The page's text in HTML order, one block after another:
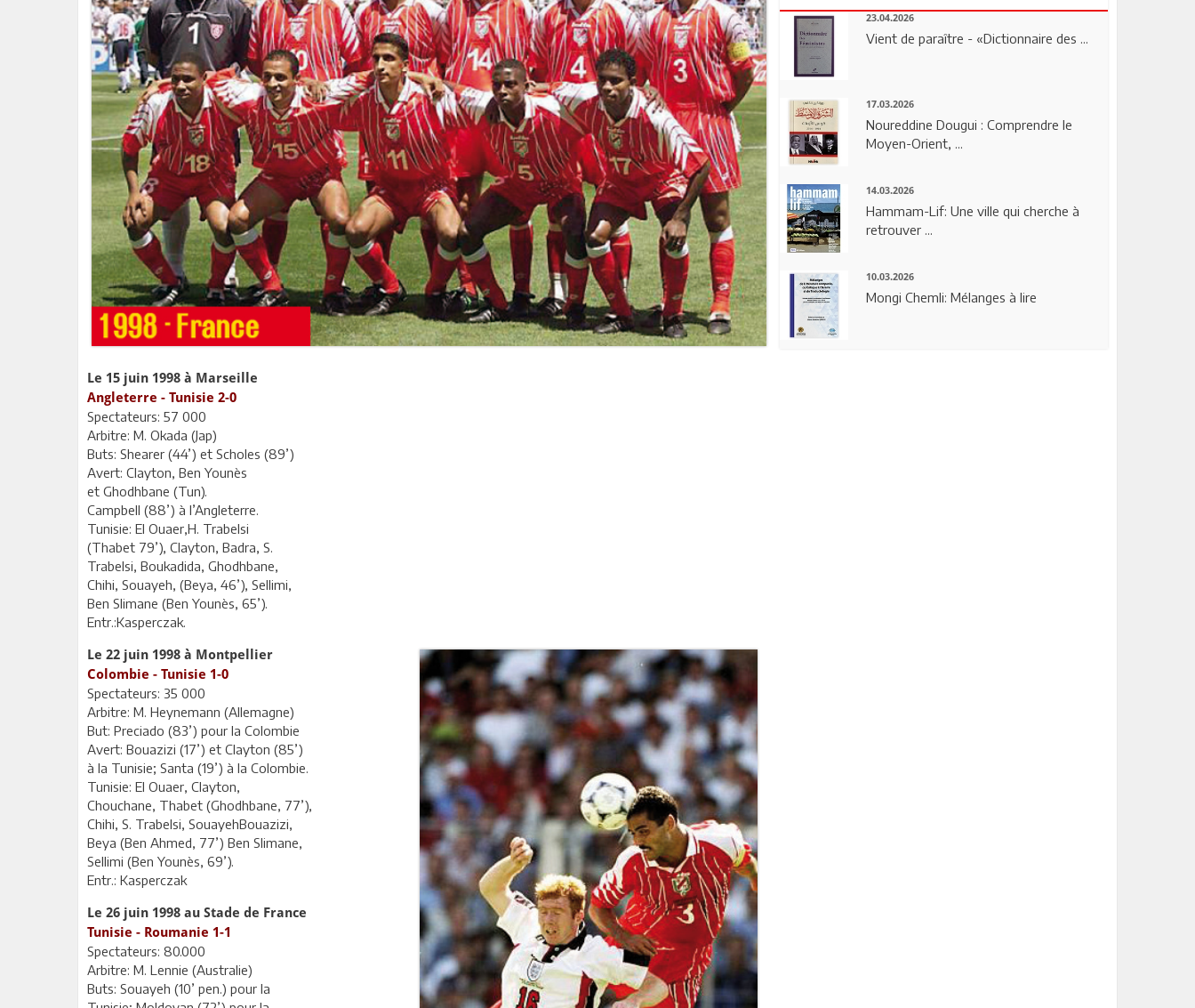
Le 15 juin 1998 à Marseille
Angleterre - Tunisie 2-0
Spectateurs: 57 000
Arbitre: M. Okada (Jap)
Buts: Shearer (44’) et Scholes (89’)
Avert: Clayton, Ben Younès
et Ghodhbane (Tun).
Campbell (88’) à l’Angleterre.
Tunisie: El Ouaer,H. Trabelsi
(Thabet 79’), Clayton, Badra, S.
Trabelsi, Boukadida, Ghodhbane,
Chihi, Souayeh, (Beya, 46’), Sellimi,
Ben Slimane (Ben Younès, 65’).
Entr.:Kasperczak.
Le 22 juin 1998 à Montpellier
Colombie - Tunisie 1-0
Spectateurs: 35 000
Arbitre: M. Heynemann (Allemagne)
But: Preciado (83’) pour la Colombie
Avert: Bouazizi (17’) et Clayton (85’)
à la Tunisie; Santa (19’) à la Colombie.
Tunisie: El Ouaer, Clayton,
Chouchane, Thabet (Ghodhbane, 77’),
Chihi, S. Trabelsi, SouayehBouazizi,
Beya (Ben Ahmed, 77’) Ben Slimane,
Sellimi (Ben Younès, 69’).
Entr.: Kasperczak
Le 26 juin 1998 au Stade de France
Tunisie - Roumanie 1-1
Spectateurs: 80.000
Arbitre: M. Lennie (Australie)
Buts: Souayeh (10’ pen.) pour la
23.04.2026
Vient de paraître - «Dictionnaire des ...
17.03.2026
Noureddine Dougui : Comprendre le
Moyen-Orient, ...
14.03.2026
Hammam-Lif: Une ville qui cherche à
retrouver ...
10.03.2026
Mongi Chemli: Mélanges à lire